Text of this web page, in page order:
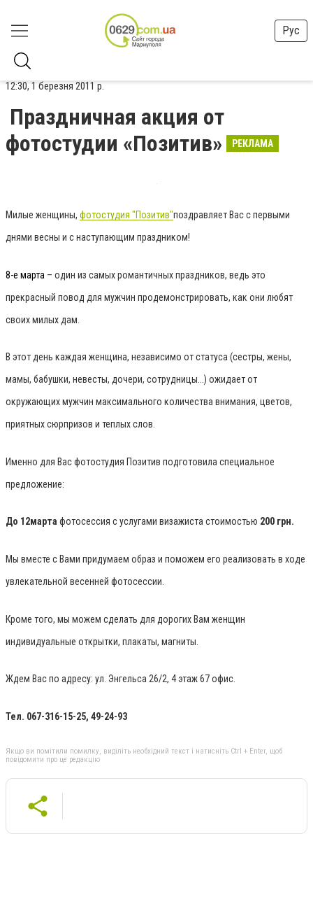
Рус
12:30, 1 березня 2011 р.
Праздничная акция от
фотостудии «Позитив»
РЕКЛАМА
Милые женщины, фотостудия "Позитив"поздравляет Вас с первыми
днями весны и с наступающим праздником!
8-е марта – один из самых романтичных праздников, ведь это
прекрасный повод для мужчин продемонстрировать, как они любят
своих милых дам.
В этот день каждая женщина, независимо от статуса (сестры, жены,
мамы, бабушки, невесты, дочери, сотрудницы...) ожидает от
окружающих мужчин максимального количества внимания, цветов,
приятных сюрпризов и теплых слов.
Именно для Вас фотостудия Позитив подготовила специальное
предложение:
До 12марта фотосессия с услугами визажиста стоимостью 200 грн.
Мы вместе с Вами придумаем образ и поможем его реализовать в ходе
увлекательной весенней фотосессии.
Кроме того, мы можем сделать для дорогих Вам женщин
индивидуальные открытки, плакаты, магниты.
Ждем Вас по адресу: ул. Энгельса 26/2, 4 этаж 67 офис.
Тел. 067-316-15-25, 49-24-93
Якщо ви помітили помилку, виділіть необхідний текст і натисніть Ctrl + Enter, щоб
повідомити про це редакцію